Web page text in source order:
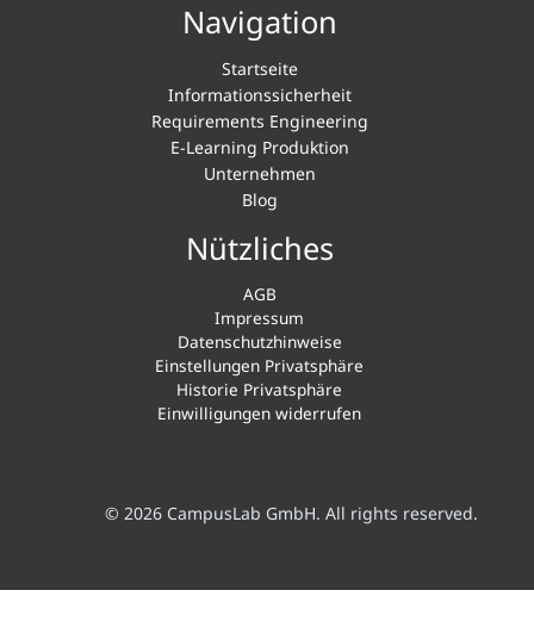
Navigation
Startseite
Informationssicherheit
Requirements Engineering
E-Learning Produktion
Unternehmen
Blog
Nützliches
AGB
Impressum
Datenschutzhinweise
Einstellungen Privatsphäre
Historie Privatsphäre
Einwilligungen widerrufen
© 2026 CampusLab GmbH. All rights reserved.